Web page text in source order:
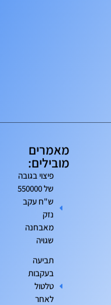
מאמרים
מובילים:
פיצוי בגובה
של 550000
ש"ח עקב
נזק
מאבחנה
שגויה
תביעה
בעקבות
טלטול
לאחר